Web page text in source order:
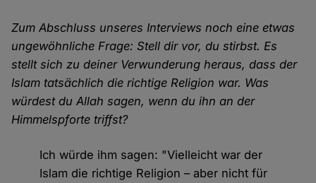
Zum Abschluss unseres Interviews noch eine etwas
ungewöhnliche Frage: Stell dir vor, du stirbst. Es
stellt sich zu deiner Verwunderung heraus, dass der
Islam tatsächlich die richtige Religion war. Was
würdest du Allah sagen, wenn du ihn an der
Himmelspforte triffst?
Ich würde ihm sagen: "Vielleicht war der
Islam die richtige Religion – aber nicht für